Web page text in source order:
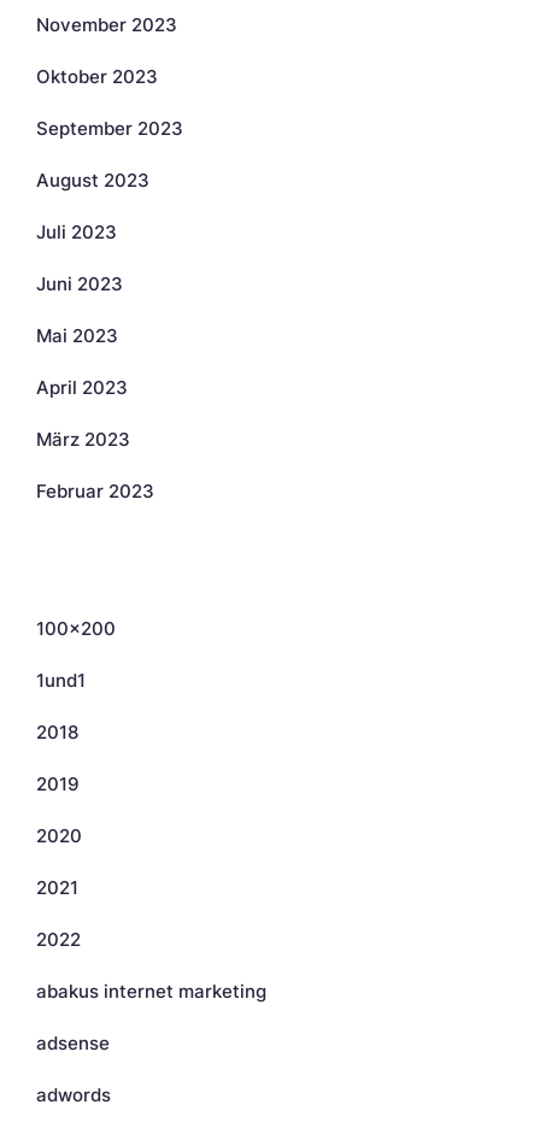
November 2023
Oktober 2023
September 2023
August 2023
Juli 2023
Juni 2023
Mai 2023
April 2023
März 2023
Februar 2023
100×200
1und1
2018
2019
2020
2021
2022
abakus internet marketing
adsense
adwords